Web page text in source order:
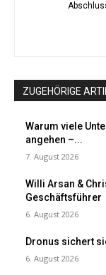
ZUGEHÖRIGE
Warum viele
angehen –...
7. August 2026
Willi Arsan &
Geschäftsführer
6. August 2026
Dronus sichert
6. August 2026